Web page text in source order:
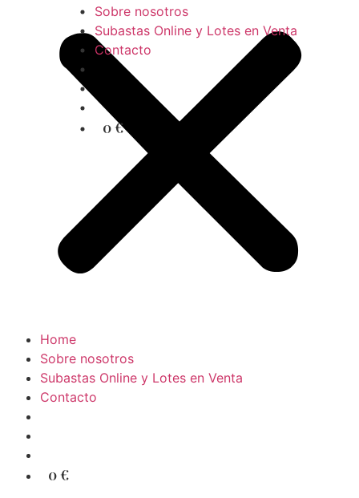
Sobre nosotros
Subastas Online y Lotes en Venta
Contacto
0 €
Home
Sobre nosotros
Subastas Online y Lotes en Venta
Contacto
0 €